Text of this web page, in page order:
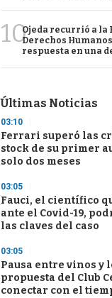
10Ojeda recurrió a la
Derechos
respuesta en una
Últimas Noticias
03:10
Ferrari superó las
stock de su primer
solo dos meses
03:05
Fauci, el científico
ante el Covid-19,
las claves del caso
03:05
Pausa entre vinos y
propuesta del Club
conectar con el